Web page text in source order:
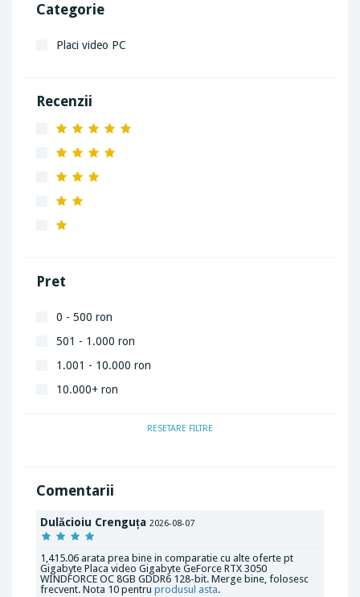
Categorie
Placi video PC
Recenzii
Pret
0 - 500 ron
501 - 1.000 ron
1.001 - 10.000 ron
10.000+ ron
RESETARE FILTRE
Comentarii
Dulăcioiu Crenguța 2026-08-07
1,415.06 arata prea bine in comparatie cu alte oferte pt
Gigabyte Placa video Gigabyte GeForce RTX 3050
WINDFORCE OC 8GB GDDR6 128-bit. Merge bine, folosesc
frecvent. Nota 10 pentru produsul asta.